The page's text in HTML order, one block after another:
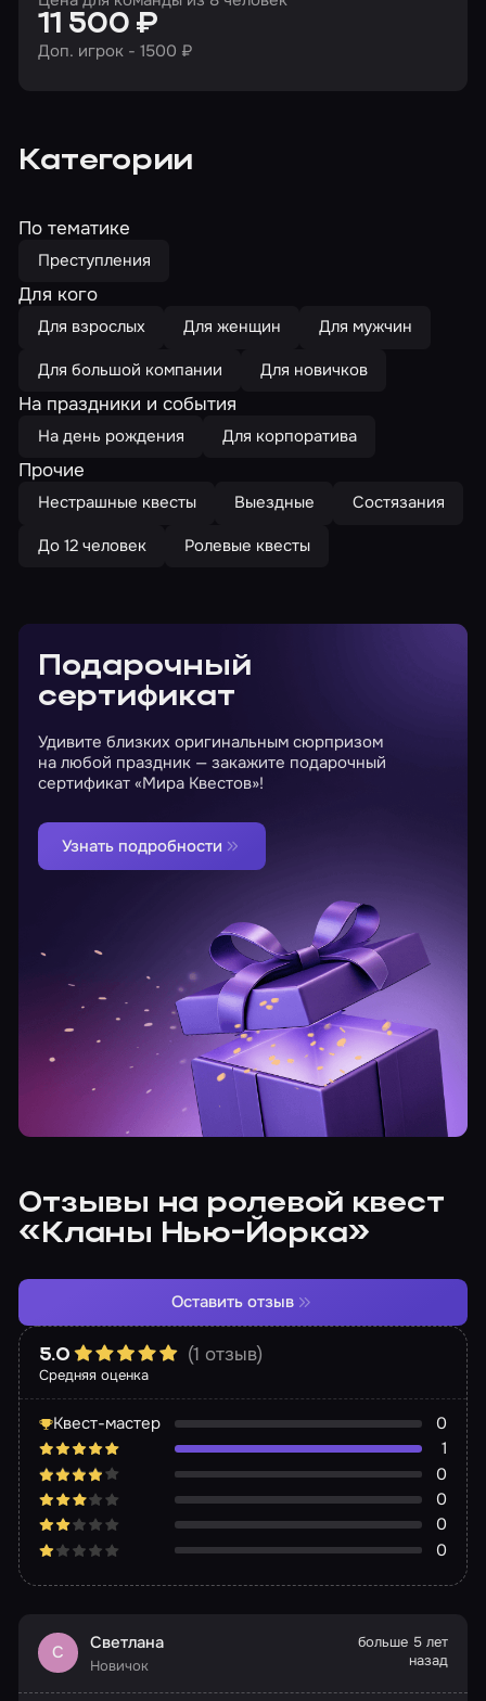
11 500 ₽
Доп. игрок - 1500 ₽
Категории
По тематике
Преступления
Для кого
Для взрослых Для женщин
Для мужчин
Для большой компании
Для новичков
На праздники и события
На день рождения Для корпоратива
Прочие
Нестрашные квесты Выездные
Состязания
До 12 человек
Ролевые квесты
Подарочный
сертификат
Удивите близких оригинальным сюрпризом
на любой праздник — закажите подарочный
сертификат «Мира Квестов»!
Узнать подробности
Отзывы на ролевой квест
«Кланы Нью-Йорка»
Средняя оценка
5.0 (1 отзыв)
Квест-мастер
0
1
0
0
0
0
Оставить отзыв
С Светлана
Новичок
больше 5 лет
назад